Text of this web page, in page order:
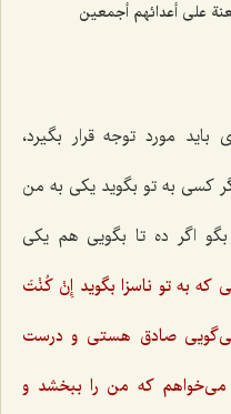
على أعدائهم أجمعين‌
باید مورد توجه قرار بگیرد،
كسی به تو بگوید یكی به من
اگر ده تا بگویی هم یكی
كه به تو ناسزا بگوید إِنْ كُنْتَ
صادق هستی و درست
می‌خواهم كه من را ببخشد و